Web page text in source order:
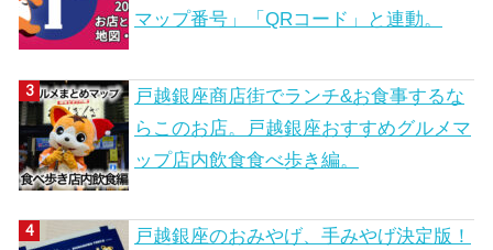
マップ番号」「QRコード」と連動。
戸越銀座商店街でランチ&お食事するな
らこのお店。戸越銀座おすすめグルメマ
ップ店内飲食食べ歩き編。
戸越銀座のおみやげ、手みやげ決定版！